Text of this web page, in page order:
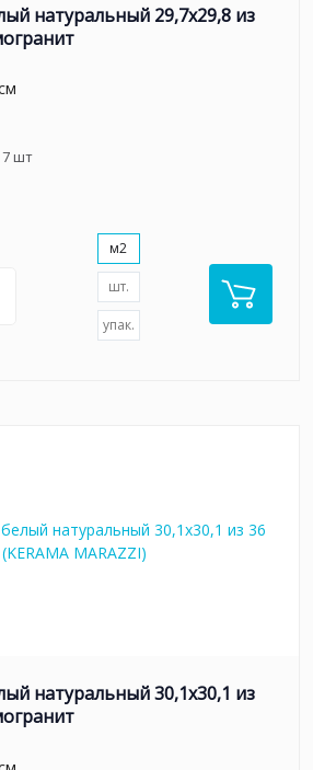
натуральный 29,7х29,8 из
7шт
м2
шт.
упак.
натуральный 30,1х30,1 из